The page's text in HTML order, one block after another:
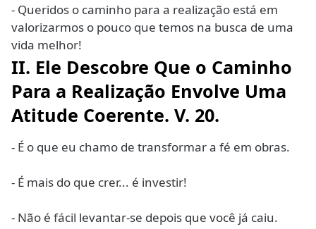
- Queridos o caminho para a realização está em
valorizarmos o pouco que temos na busca de uma
vida melhor!
II. Ele Descobre Que o Caminho
Para a Realização Envolve Uma
Atitude Coerente. V. 20.
- É o que eu chamo de transformar a fé em obras.
- É mais do que crer... é investir!
- Não é fácil levantar-se depois que você já caiu.